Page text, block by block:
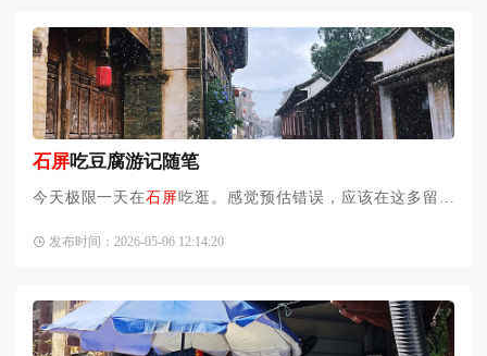
石屏吃豆腐游记随笔
今天极限一天在石屏吃逛。感觉预估错误，应该在这多留一
小城。古镇：古镇和其他地
发布时间：2026-05-06 12:14:20